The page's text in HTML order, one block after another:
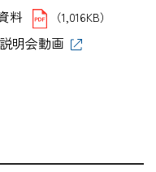
料 （1,016KB）
明会動画